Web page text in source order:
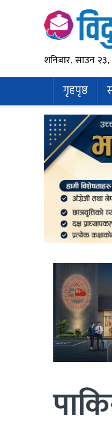
शनिबार, साउन
गृहपृष्ठ